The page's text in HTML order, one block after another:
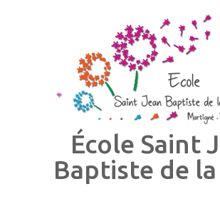
École Saint
Baptiste de